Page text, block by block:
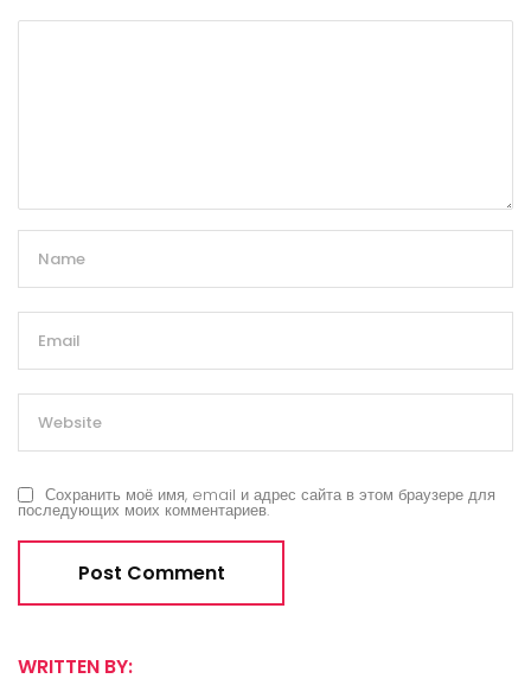
Сохранить моё имя, email и адрес сайта в этом браузере для
последующих моих комментариев.
WRITTEN BY: